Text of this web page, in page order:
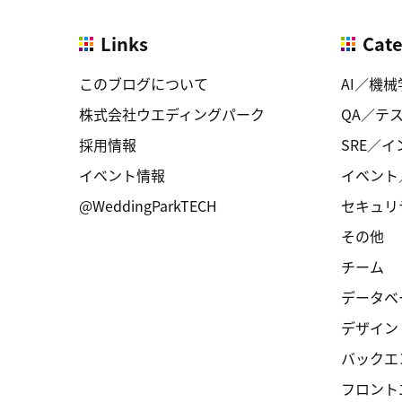
AI／機械
QA／テ
SRE／
イベン
セキュ
その他
チーム
データ
デザイン
バック
フロン
Links
このブログについて
株式会社ウエディングパーク
採用情報
イベント情報
@WeddingParkTECH